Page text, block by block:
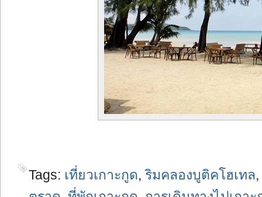
Tags: เที่ยวเกาะกูด,ริมคลองบูติคโฮเทล,